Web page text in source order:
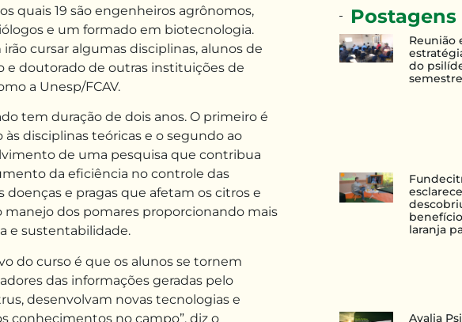
quais 19 são engenheiros agrônomos,
e um formado em biotecnologia.
cursar algumas disciplinas, alunos de
e doutorado de outras instituições de
a Unesp/FCAV.
tem duração de dois anos. O primeiro é
às disciplinas teóricas e o segundo ao
de uma pesquisa que contribua
da eficiência no controle das
doenças e pragas que afetam os citros e
manejo dos pomares proporcionando mais
e sustentabilidade.
do curso é que os alunos se tornem
das informações geradas pelo
desenvolvam novas tecnologias e
conhecimentos no campo”, diz o
Reunião
do
semestre
laranja
Avalia
Postagens